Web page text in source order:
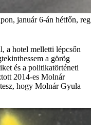
január 6-án hétfőn,
a hotel melletti lépcsőn
a görög
és a politikatörténeti
2014-es Molnár
hogy Molnár Gyula